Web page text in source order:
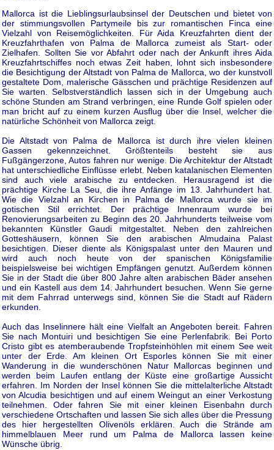
Mallorca ist die Lieblingsurlaubsinsel der Deutschen und bietet von
der stimmungsvollen Partymeile bis zur romantischen Finca eine
Vielzahl von Reisemöglichkeiten. Für Aida Kreuzfahrten dient der
Kreuzfahrthafen von Palma de Mallorca zumeist als Start- oder
Zielhafen. Sollten Sie vor Abfahrt oder nach der Ankunft ihres Aida
Kreuzfahrtschiffes noch etwas Zeit haben, lohnt sich insbesondere
die Besichtigung der Altstadt von Palma de Mallorca, wo der kunstvoll
gestaltete Dom, malerische Gässchen und prächtige Residenzen auf
Sie warten. Selbstverständlich lassen sich in der Umgebung auch
schöne Stunden am Strand verbringen, eine Runde Golf spielen oder
man bricht auf zu einem kurzen Ausflug über die Insel, welcher die
natürliche Schönheit von Mallorca zeigt.
Die Altstadt von Palma de Mallorca ist durch ihre vielen kleinen
Gassen gekennzeichnet. Größtenteils besteht sie aus
Fußgängerzone, Autos fahren nur wenige. Die Architektur der Altstadt
hat unterschiedliche Einflüsse erlebt. Neben katalanischen Elementen
sind auch viele arabische zu entdecken. Herausragend ist die
prächtige Kirche La Seu, die ihre Anfänge im 13. Jahrhundert hat.
Wie die Vielzahl an Kirchen in Palma de Mallorca wurde sie im
gotischen Stil errichtet. Der prächtige Innenraum wurde bei
Renovierungsarbeiten zu Beginn des 20. Jahrhunderts teilweise vom
bekannten Künstler Gaudi mitgestaltet. Neben den zahlreichen
Gotteshäusern, können Sie den arabischen Almudaina Palast
besichtigen. Dieser diente als Königspalast unter den Mauren und
wird auch noch heute von der spanischen Königsfamilie
beispielsweise bei wichtigen Empfängen genutzt. Außerdem können
Sie in der Stadt die über 800 Jahre alten arabischen Bäder ansehen
und ein Kastell aus dem 14. Jahrhundert besuchen. Wenn Sie gerne
mit dem Fahrrad unterwegs sind, können Sie die Stadt auf Rädern
erkunden.
Auch das Inselinnere hält eine Vielfalt an Angeboten bereit. Fahren
Sie nach Montuiri und besichtigen Sie eine Perlenfabrik. Bei Porto
Cristo gibt es atemberaubende Tropfsteinhöhlen mit einem See weit
unter der Erde. Am kleinen Ort Esporles können Sie mit einer
Wanderung in die wunderschönen Natur Mallorcas beginnen und
werden beim Laufen entlang der Küste eine großartige Aussicht
erfahren. Im Norden der Insel können Sie die mittelalterliche Altstadt
von Alcudia besichtigen und auf einem Weingut an einer Verkostung
teilnehmen. Oder fahren Sie mit einer kleinen Eisenbahn durch
verschiedene Ortschaften und lassen Sie sich alles über die Pressung
des hier hergestellten Olivenöls erklären. Auch die Strände am
himmelblauen Meer rund um Palma de Mallorca lassen keine
Wünsche übrig.